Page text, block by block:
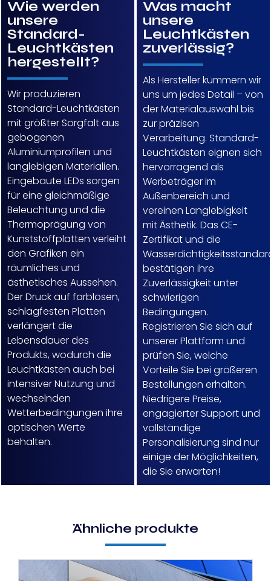
Wie werden
unsere
Standard-
Leuchtkästen
hergestellt?
Wir produzieren
Standard-Leuchtkästen
mit größter Sorgfalt aus
gebogenen
Aluminiumprofilen und
langlebigen Materialien.
Eingebaute LEDs sorgen
für eine gleichmäßige
Beleuchtung und die
Thermoprägung von
Kunststoffplatten verleiht
den Grafiken ein
räumliches und
ästhetisches Aussehen.
Der Druck auf farblosen,
schlagfesten Platten
verlängert die
Lebensdauer des
Produkts, wodurch die
Leuchtkästen auch bei
intensiver Nutzung und
wechselnden
Wetterbedingungen ihre
optischen Werte
behalten.
Was macht
unsere
Leuchtkästen
zuverlässig?
Als Hersteller kümmern wir
uns um jedes Detail – von
der Materialauswahl bis
zur präzisen
Verarbeitung. Standard-
Leuchtkästen eignen sich
hervorragend als
Werbeträger im
Außenbereich und
vereinen Langlebigkeit
mit Ästhetik. Das CE-
Zertifikat und die
bestätigen ihre
Zuverlässigkeit unter
schwierigen
Bedingungen.
Registrieren Sie sich auf
unserer Plattform und
prüfen Sie, welche
Vorteile Sie bei größeren
Bestellungen erhalten.
Niedrigere Preise,
engagierter Support und
vollständige
Personalisierung sind nur
einige der Möglichkeiten,
die Sie erwarten!
Ähnliche produkte